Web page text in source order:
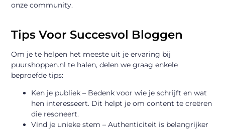
onze community.
Tips Voor Succesvol Bloggen
Om je te helpen het meeste uit je ervaring bij
puurshoppen.nl te halen, delen we graag enkele
beproefde tips:
Ken je publiek – Bedenk voor wie je schrijft en wat
hen interesseert. Dit helpt je om content te creëren
die resoneert.
Vind je unieke stem – Authenticiteit is belangrijker